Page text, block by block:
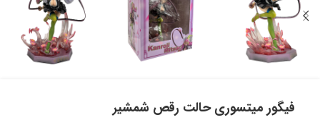
فیگور میتسوری حالت رقص شمشیر